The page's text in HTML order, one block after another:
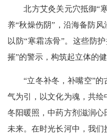
北方艾灸关元穴抵御“寒
养“秋燥伤阴”，沿海备防
以防“寒霜冻骨”。这些防
摧”的警示，构筑起立体的健
“立冬补冬，补嘴空”的
气为引，以文化为魂，共
冬阳暖照，中药方剂滋润
未来。在时光长河中，我